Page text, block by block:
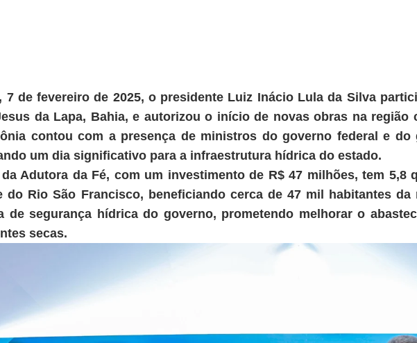
7 de fevereiro de 2025, o presidente Luiz Inácio Lula da Silva
da Lapa, Bahia, e autorizou o início de novas obras na região
contou com a presença de ministros do governo federal e do
um dia significativo para a infraestrutura hídrica do estado.
Adutora da Fé, com um investimento de R$ 47 milhões, tem 5,8
do Rio São Francisco, beneficiando cerca de 47 mil habitantes
de segurança hídrica do governo, prometendo melhorar o
secas.